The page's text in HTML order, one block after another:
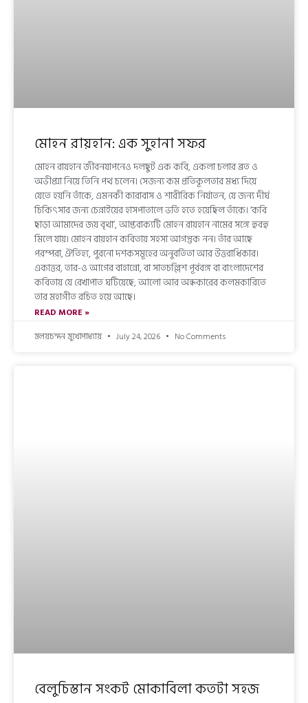
মোহন রায়হান: এক সুহানা সফর
মোহন রায়হান জীবনযাপনেও দলছুট এক কবি, একলা চলার ব্রত ও
অভীপ্সা নিয়ে তিনি পথ চলেন। সেজন্য কম প্রতিকূলতার মধ্য দিয়ে
যেতে হয়নি তাঁকে, এমনকী কারাবাস ও শারীরিক নির্যাতন, যে জন্য দীর্ঘ
চিকিৎসার জন্য চেন্নাইয়ের হাসপাতালে ভর্তি হতে হয়েছিল তাঁকে। ‘কবি
ছাড়া আমাদের জয় বৃথা’, আপ্তবাক্যটি মোহন রায়হান নামের সঙ্গে হুবহু
মিলে যায়। মোহন রায়হান কবিতায় সহসা আগন্তুক নন। তাঁর আছে
পরম্পরা, ঐতিহ্য, পুরনো দশকসমূহের অনুবর্তিতা আর উত্তরাধিকার।
একাত্তর, তার-ও আগের বাহান্নো, বা সাতচল্লিশ পূর্ববঙ্গ বা বাংলাদেশের
কবিতায় যে রেখাপাত ঘটিয়েছে, আলো আর অন্ধকারের কলমকারিতে
তার মহাগীত রচিত হয়ে আছে।
READ MORE »
মলয়চন্দন মুখোপাধ্যায়
July 24, 2026 No Comments
বেলুচিস্তান সংকট মোকাবিলা কতটা সহজ